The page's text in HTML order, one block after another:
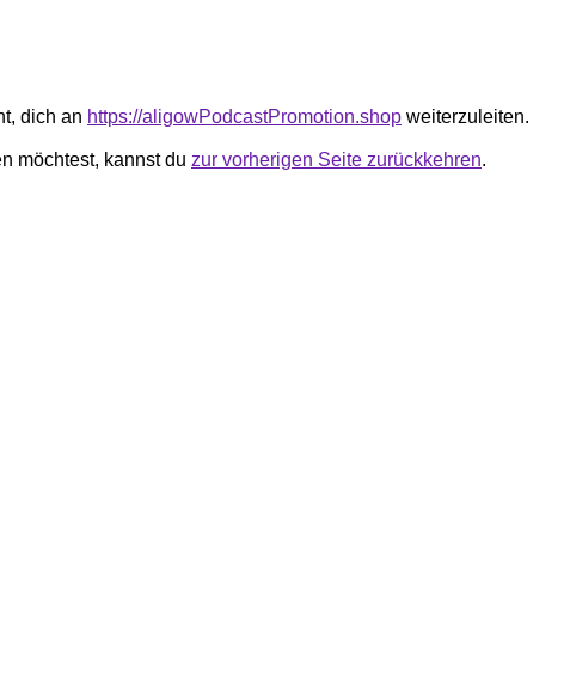
dich an https://aligowPodcastPromotion.shop weiterzuleiten.
möchtest, kannst du zur vorherigen Seite zurückkehren.